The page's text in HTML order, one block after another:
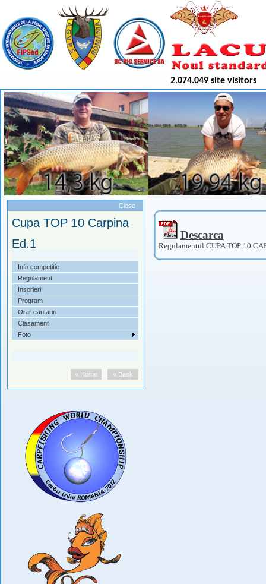
2.074.049 site visitors
Close
Cupa TOP 10 Carpina
Ed.1
Info competitie
Regulament
Inscrieri
Program
Orar cantariri
Clasament
Foto
« Back
« Home
Descarca
Regulamentul CUPA TOP 10